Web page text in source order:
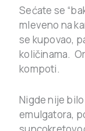
Sećate se
mleveno na
se kupovao,
količinama.
kompoti.
Nigde nije
emulgatora,